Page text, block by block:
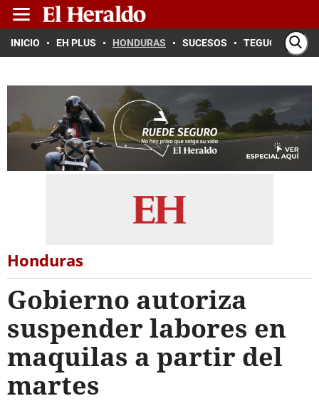
INICIO EH PLUS HONDURAS SUCESOS TEGUCIGALPA
Honduras
Gobierno autoriza
suspender labores en
maquilas a partir del
martes